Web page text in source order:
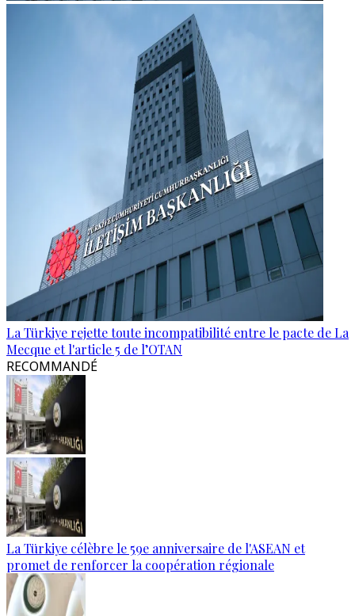
La Türkiye rejette toute incompatibilité entre le pacte de La
Mecque et l'article 5 de l’OTAN
RECOMMANDÉ
La Türkiye célèbre le 59e anniversaire de l'ASEAN et
promet de renforcer la coopération régionale